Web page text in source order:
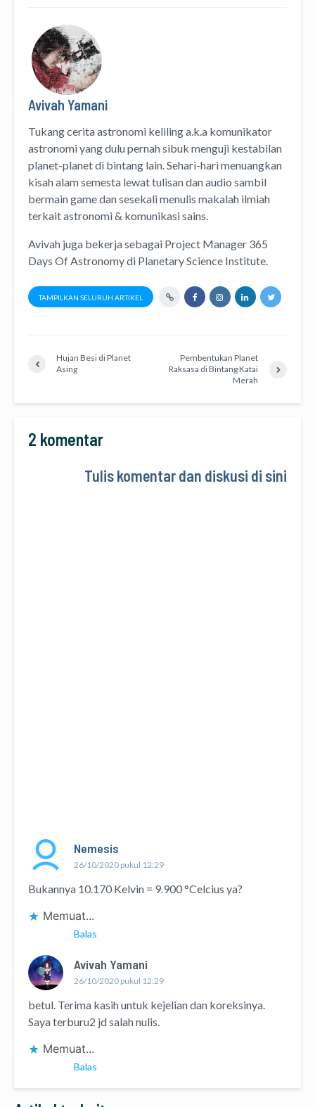
Avivah Yamani
Tukang cerita astronomi kelilinga.k.a komunikator
astronomiyang dulu pernah sibuk menguji kestabilan
planet-planet di bintang lain. Sehari-hari menuangkan
kisah alam semesta lewattulisandanaudio sambil
bermain game dan sesekali menulis makalah ilmiah
terkait astronomi & komunikasi sains.
Avivah juga bekerja sebagai Project Manager 365
Days Of Astronomydi Planetary Science Institute.
TAMPILKAN SELURUH ARTIKEL
Hujan Besi di Planet
Asing
Pembentukan Planet
Raksasa di Bintang Katai
Merah
2 komentar
Tulis komentar dan diskusi di sini
Nemesis
26/10/2020 pukul 12:29
Bukannya 10.170 Kelvin = 9.900 °Celcius ya?
Memuat...
Balas
Avivah Yamani
26/10/2020 pukul 12:29
betul. Terima kasih untuk kejelian dan koreksinya.
Saya terburu2 jd salah nulis.
Memuat...
Balas